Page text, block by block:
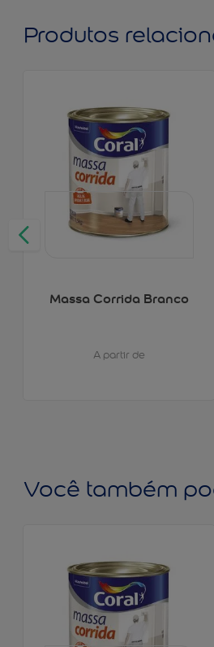
Produtos
Massa Corrida Branco
A partir de
Você também